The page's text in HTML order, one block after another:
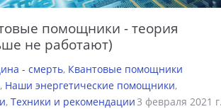
помощники - теория
не работают)
- смерть, Квантовые помощники
, Наши энергетические помощники,
, Техники и рекомендации3 февраля 2021